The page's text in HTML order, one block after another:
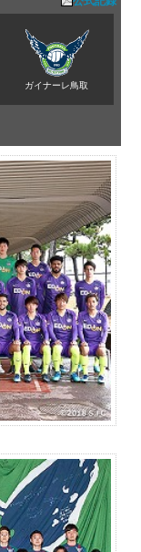
ガイナーレ鳥取